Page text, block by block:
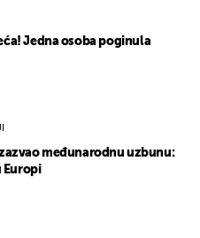
Jedna osoba poginula
međunarodnu uzbunu:
Europi